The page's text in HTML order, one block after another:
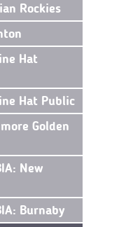
Rockies
Hat
Hat Public
Golden
New
Burnaby